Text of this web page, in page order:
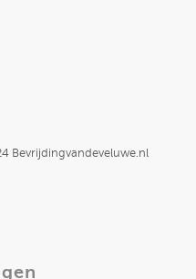
Bevrijdingvandeveluwe.nl